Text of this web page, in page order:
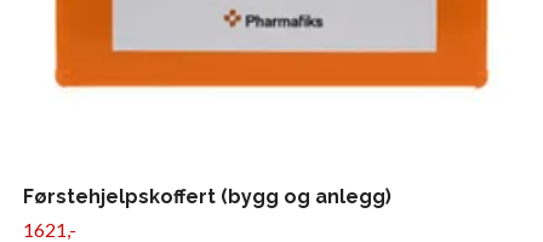
Førstehjelpskoffert (bygg og anlegg)
1621,-